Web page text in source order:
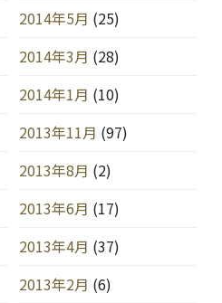
2014年5月 (25)
2014年3月 (28)
2014年1月 (10)
2013年11月 (97)
2013年8月 (2)
2013年6月 (17)
2013年4月 (37)
2013年2月 (6)